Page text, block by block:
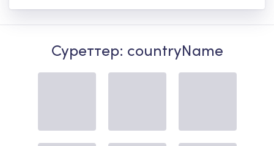
Суреттер: countryName